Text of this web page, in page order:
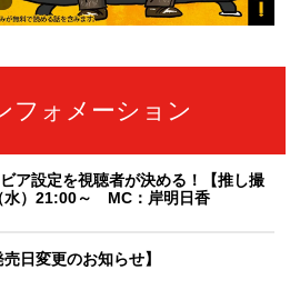
フォメーション
ア設定を視聴者が決める！【推し撮
水）21:00～ MC：岸明日香
日変更のお知らせ】